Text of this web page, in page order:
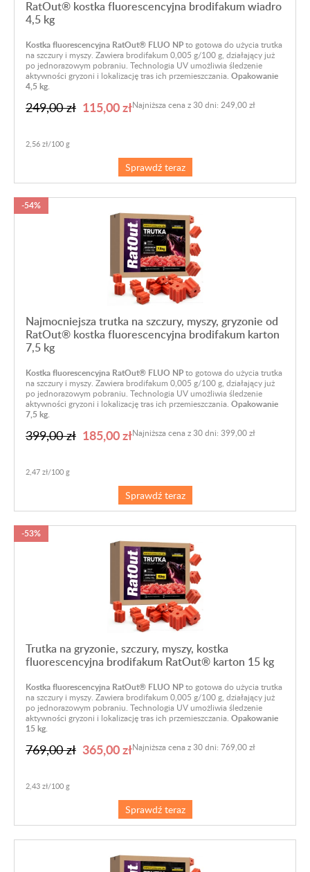
RatOut® kostka fluorescencyjna brodifakum wiadro
4,5 kg
Kostka fluorescencyjna RatOut® FLUO NPto gotowa do użycia trutka
na szczury i myszy. Zawiera brodifakum 0,005 g/100 g, działający już
po jednorazowym pobraniu. Technologia UV umożliwia śledzenie
aktywności gryzoni i lokalizację tras ich przemieszczania. Opakowanie
4,5 kg.
249,00 zł 115,00 zł
2,56 zł/100 g
Najniższa cena z 30 dni: 249,00 zł
Sprawdź teraz
Najmocniejsza trutka na szczury, myszy, gryzonie od
RatOut® kostka fluorescencyjna brodifakum karton
7,5 kg
-54%
Kostka fluorescencyjna RatOut® FLUO NPto gotowa do użycia trutka
na szczury i myszy. Zawiera brodifakum 0,005 g/100 g, działający już
po jednorazowym pobraniu. Technologia UV umożliwia śledzenie
aktywności gryzoni i lokalizację tras ich przemieszczania. Opakowanie
7,5 kg.
399,00 zł 185,00 zł
2,47 zł/100 g
Najniższa cena z 30 dni: 399,00 zł
Sprawdź teraz
Trutka na gryzonie, szczury, myszy, kostka
fluorescencyjna brodifakum RatOut® karton 15 kg
-53%
Kostka fluorescencyjna RatOut® FLUO NPto gotowa do użycia trutka
na szczury i myszy. Zawiera brodifakum 0,005 g/100 g, działający już
po jednorazowym pobraniu. Technologia UV umożliwia śledzenie
aktywności gryzoni i lokalizację tras ich przemieszczania. Opakowanie
15 kg.
769,00 zł 365,00 zł
2,43 zł/100 g
Najniższa cena z 30 dni: 769,00 zł
Sprawdź teraz